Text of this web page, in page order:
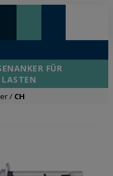
FÜR
/ CH